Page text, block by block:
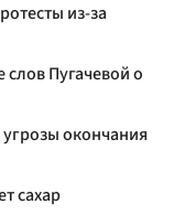
из-за
Пугачевой о
угрозы окончания
сахар